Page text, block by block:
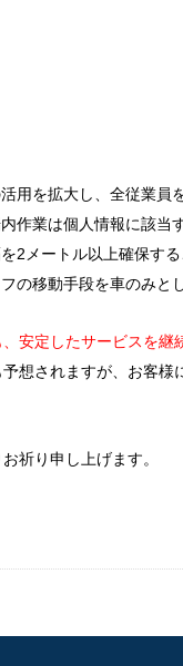
用を拡大し、全従業員
作業は個人情報に該当
2メートル以上確保す
の移動手段を車のみと
安定したサービスを
想されますが、お客
祈り申し上げます。